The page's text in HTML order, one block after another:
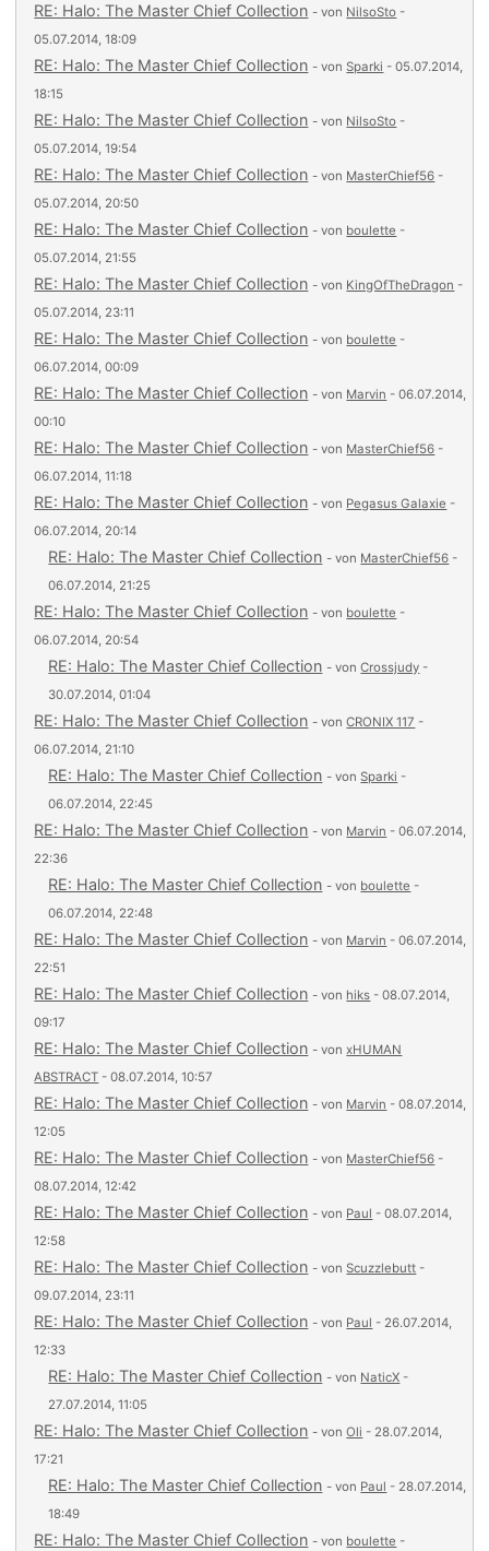
RE: Halo: The Master Chief Collection - von NilsoSto -
05.07.2014, 18:09
RE: Halo: The Master Chief Collection - vonSparki - 05.07.2014,
18:15
RE: Halo: The Master Chief Collection - von NilsoSto -
05.07.2014, 19:54
RE: Halo: The Master Chief Collection - von MasterChief56 -
05.07.2014, 20:50
RE: Halo: The Master Chief Collection - von boulette -
05.07.2014, 21:55
RE: Halo: The Master Chief Collection - von KingOfTheDragon -
05.07.2014, 23:11
RE: Halo: The Master Chief Collection - von boulette -
06.07.2014, 00:09
RE: Halo: The Master Chief Collection - von Marvin - 06.07.2014,
00:10
RE: Halo: The Master Chief Collection - von MasterChief56 -
06.07.2014, 11:18
RE: Halo: The Master Chief Collection - von Pegasus Galaxie -
06.07.2014, 20:14
RE: Halo: The Master Chief Collection - von MasterChief56 -
06.07.2014, 21:25
RE: Halo: The Master Chief Collection - von boulette -
06.07.2014, 20:54
RE: Halo: The Master Chief Collection - vonCrossjudy -
30.07.2014, 01:04
RE: Halo: The Master Chief Collection - vonCRONIX 117 -
06.07.2014, 21:10
RE: Halo: The Master Chief Collection - vonSparki -
06.07.2014, 22:45
RE: Halo: The Master Chief Collection - von Marvin - 06.07.2014,
22:36
RE: Halo: The Master Chief Collection - von boulette -
06.07.2014, 22:48
RE: Halo: The Master Chief Collection - von Marvin - 06.07.2014,
22:51
RE: Halo: The Master Chief Collection - von hiks - 08.07.2014,
09:17
RE: Halo: The Master Chief Collection - vonxHUMAN
ABSTRACT - 08.07.2014, 10:57
RE: Halo: The Master Chief Collection - von Marvin - 08.07.2014,
12:05
RE: Halo: The Master Chief Collection - von MasterChief56 -
08.07.2014, 12:42
RE: Halo: The Master Chief Collection - von Paul - 08.07.2014,
12:58
RE: Halo: The Master Chief Collection - vonScuzzlebutt -
09.07.2014, 23:11
RE: Halo: The Master Chief Collection - von Paul - 26.07.2014,
12:33
RE: Halo: The Master Chief Collection - von NaticX -
27.07.2014, 11:05
RE: Halo: The Master Chief Collection - vonOli - 28.07.2014,
17:21
RE: Halo: The Master Chief Collection - von Paul - 28.07.2014,
18:49
RE: Halo: The Master Chief Collection - von boulette -